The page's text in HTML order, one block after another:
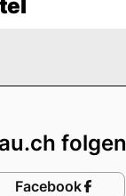
folgen
Facebook